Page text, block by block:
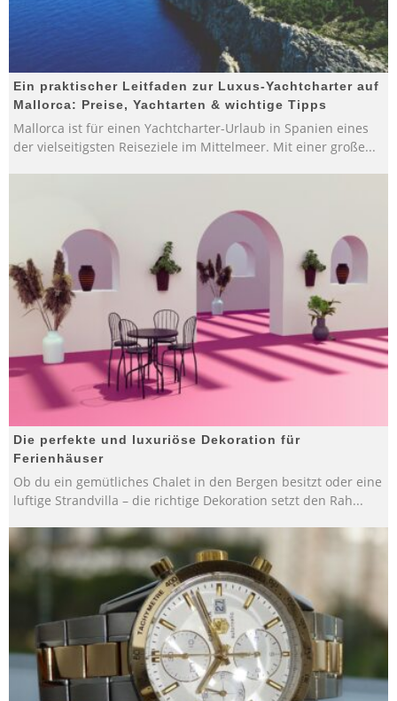
Ein praktischer Leitfaden zur Luxus-Yachtcharter auf
Mallorca: Preise, Yachtarten & wichtige Tipps
Mallorca ist für einen Yachtcharter-Urlaub in Spanien eines
der vielseitigsten Reiseziele im Mittelmeer. Mit einer große...
Die perfekte und luxuriöse Dekoration für
Ferienhäuser
Ob du ein gemütliches Chalet in den Bergen besitzt oder eine
luftige Strandvilla – die richtige Dekoration setzt den Rah...